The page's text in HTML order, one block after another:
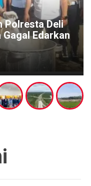
Polresta Deli
Edarkan